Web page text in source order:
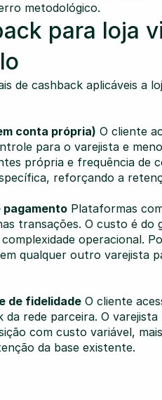
metodológico.
para loja
de cashback aplicáveis a
conta própria) O cliente
para o varejista e
própria e frequência de
reforçando a
pagamento Plataformas
transações. O custo é do
operacional.
qualquer outro varejista
de fidelidade O cliente
rede parceira. O
com custo variável,
da base existente.